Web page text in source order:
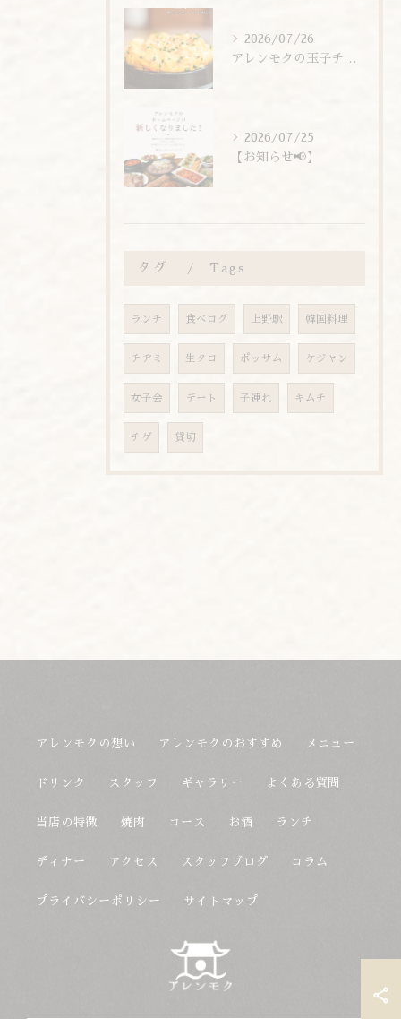
2026/07/26
アレンモクの玉子チムは、玉子を惜しまず6個分使用しています！
2026/07/25
【お知らせ📢】
タグ Tags
ランチ 食べログ 上野駅 韓国料理
チヂミ 生タコ ポッサム ケジャン
女子会 デート 子連れ キムチ
チゲ 貸切
アレンモクの想い アレンモクのおすすめ メニュー
ドリンク スタッフ ギャラリー よくある質問
当店の特徴 焼肉 コース お酒 ランチ
ディナー アクセス スタッフブログ コラム
プライバシーポリシー サイトマップ